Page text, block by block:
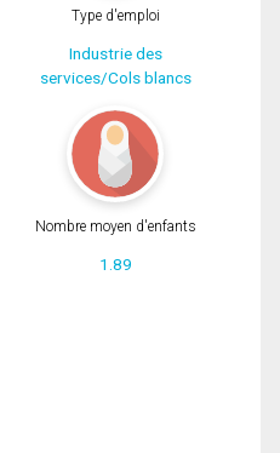
Type d'emploi
Industrie des
services/Cols blancs
Nombre moyen d'enfants
1.89